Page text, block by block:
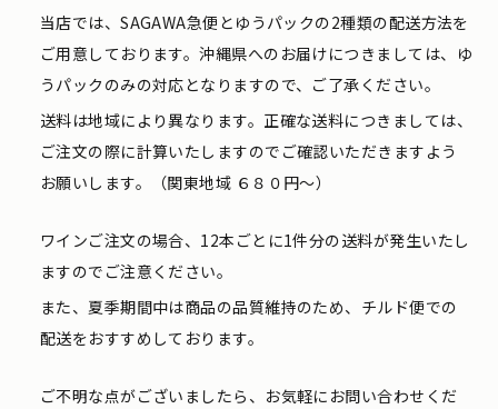
当店では、SAGAWA急便とゆうパックの2種類の配送方法を
ご用意しております。沖縄県へのお届けにつきましては、ゆ
うパックのみの対応となりますので、ご了承ください。
送料は地域により異なります。正確な送料につきましては、
ご注文の際に計算いたしますのでご確認いただきますよう
お願いします。（関東地域 ６８０円〜）
ワインご注文の場合、12本ごとに1件分の送料が発生いたし
ますのでご注意ください。
また、夏季期間中は商品の品質維持のため、チルド便での
配送をおすすめしております。
ご不明な点がございましたら、お気軽にお問い合わせくだ